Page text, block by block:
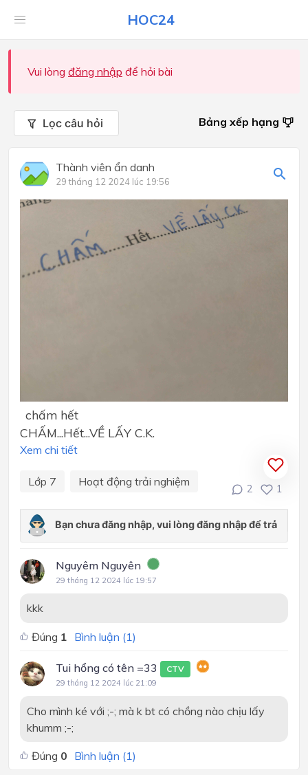
HOC24
Vui lòng đăng nhập để hỏi bài
Lọc câu hỏi Bảng xếp hạng
Thành viên ẩn danh
29 tháng 12 2024 lúc 19:56
chấm hết
CHẤM...Hết...VỀ LẤY C.K.
Xem chi tiết
Lớp 7 Hoạt động trải nghiệm
2 1
Nguyêm Nguyên
29 tháng 12 2024 lúc 19:57
kkk
Đúng 1 Bình luận (1)
Tui hổng có tên =33 CTV
29 tháng 12 2024 lúc 21:09
Cho mình ké với ;-; mà k bt có chồng nào chịu lấy
khumm ;-;
Đúng 0 Bình luận (1)